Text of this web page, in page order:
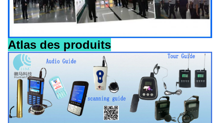
Atlas des produits